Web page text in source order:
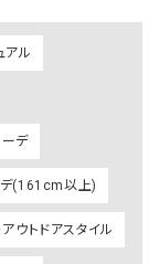
アル
ーデ
(161cm以上)
アウトドアスタイル